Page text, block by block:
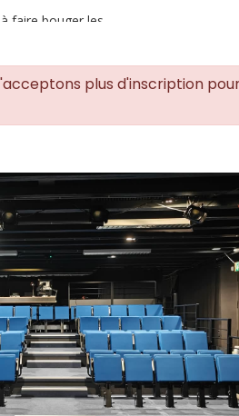
faire bouger les
plus d'inscription